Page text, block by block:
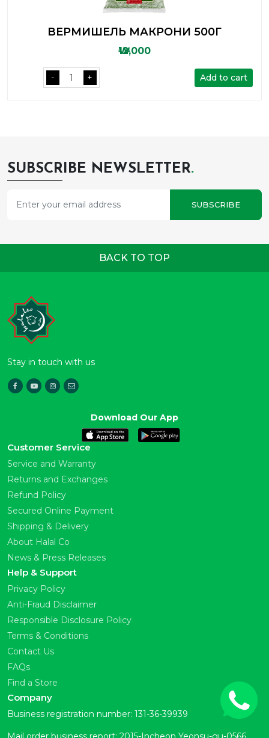
ВЕРМИШЕЛЬ МАКРОНИ 500Г
₩12,000
- + Add to cart
SUBSCRIBE NEWSLETTER.
SUBSCRIBE
BACK TO TOP
Stay in touch with us
Download Our App
Customer Service
Service and Warranty
Returns and Exchanges
Refund Policy
Secured Online Payment
Shipping & Delivery
About Halal Co
News & Press Releases
Help & Support
Privacy Policy
Anti-Fraud Disclaimer
Responsible Disclosure Policy
Terms & Conditions
Contact Us
FAQs
Find a Store
Company
Business registration number: 131-36-39939